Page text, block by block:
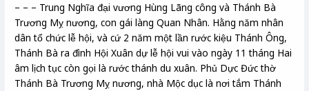
– – – Trung Nghĩa đại vương Hùng Lãng công và Thánh Bà
Trương Mỵ nương, con gái làng Quan Nhân. Hằng năm nhân
dân tổ chức lễ hội, và cứ 2 năm một lần rước kiệu Thánh Ông,
Thánh Bà ra đình Hội Xuân dự lễ hội vui vào ngày 11 tháng Hai
âm lịch tục còn gọi là rước thánh du xuân. Phủ Dực Đức thờ
Thánh Bà Trương Mỵ nương, nhà Mộc dục là nơi tắm Thánh